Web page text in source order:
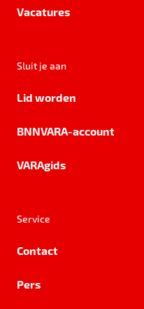
Vacatures
Sluit je aan
Lid worden
BNNVARA-account
VARAgids
Service
Contact
Pers